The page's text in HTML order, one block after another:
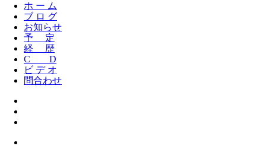
ホ ー ム
ブ ロ グ
お知らせ
予 定
経 歴
C D
ビ デ オ
問合わせ